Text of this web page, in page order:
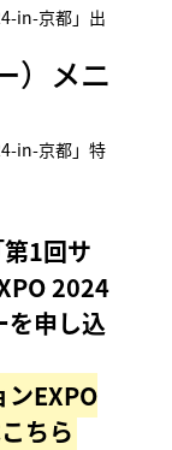
in-京都」出
）メニ
in-京都」特
1回サ
2024
を申し込
EXPO
ちら